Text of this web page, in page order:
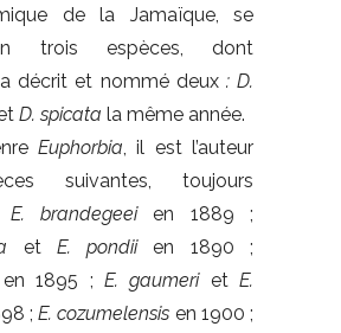
de la Jamaïque, se
trois espèces, dont
décrit et nommé deux : D.
D. spicata la même année.
Euphorbia , il est l’auteur
suivantes, toujours
E. brandegeeien 1889 ;
et E. pondiien 1890 ;
1895 ; E. gaumeriet E.
; E. cozumelensis en 1900 ;